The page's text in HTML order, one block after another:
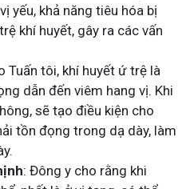
yếu, khả năng tiêu hóa bị
khí huyết, gây ra các vấn
Tuấn tôi, khí huyết ứ trệ là
dẫn đến viêm hang vị. Khi
sẽ tạo điều kiện cho
tồn đọng trong dạ dày, làm
: Đông y cho rằng khi